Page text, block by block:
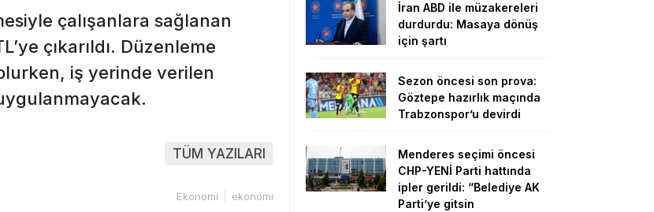
çalışanlara sağlanan
çıkarıldı. Düzenleme
iş yerinde verilen
TÜM YAZILARI
Ekonomi ekonomi
İran ABD ile müzakereleri
durdurdu: Masaya dönüş
için şartı
Sezon öncesi son prova:
Göztepe hazırlık maçında
Trabzonspor’u devirdi
Menderes seçimi öncesi
CHP-YENİ Parti hattında
ipler gerildi: “Belediye AK
Parti’ye gitsin